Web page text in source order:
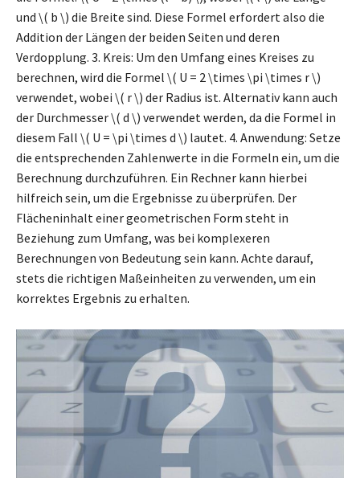
und \( b \) die Breite sind. Diese Formel erfordert also die
Addition der Längen der beiden Seiten und deren
Verdopplung. 3. Kreis: Um den Umfang eines Kreises zu
berechnen, wird die Formel \( U = 2 \times \pi \times r \)
verwendet, wobei \( r \) der Radius ist. Alternativ kann auch
der Durchmesser \( d \) verwendet werden, da die Formel in
diesem Fall \( U = \pi \times d \) lautet. 4. Anwendung: Setze
die entsprechenden Zahlenwerte in die Formeln ein, um die
Berechnung durchzuführen. Ein Rechner kann hierbei
hilfreich sein, um die Ergebnisse zu überprüfen. Der
Flächeninhalt einer geometrischen Form steht in
Beziehung zum Umfang, was bei komplexeren
Berechnungen von Bedeutung sein kann. Achte darauf,
stets die richtigen Maßeinheiten zu verwenden, um ein
korrektes Ergebnis zu erhalten.